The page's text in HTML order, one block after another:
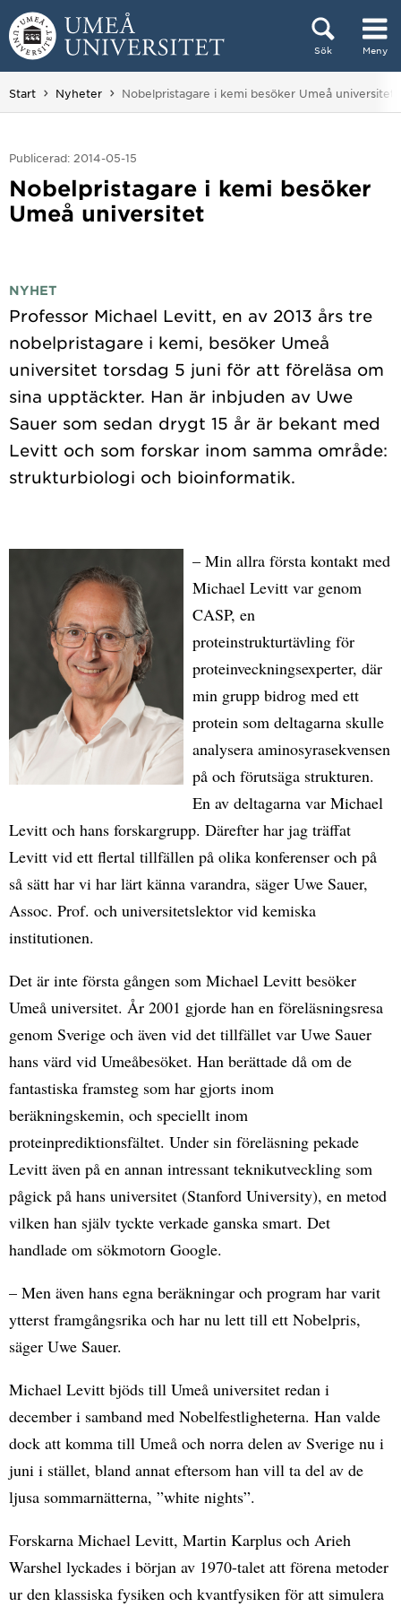
Hoppa direkt till innehållet
Sök Meny
Huvudmenyn dold.
Start Nyheter Du är här:
Nobelpristagare i kemi besöker Umeå universitet
Publicerad: 2014-05-15
Nobelpristagare i kemi besöker
Umeå universitet
NYHET
Professor Michael Levitt, en av 2013 års tre
nobelpristagare i kemi, besöker Umeå
universitet torsdag 5 juni för att föreläsa om
sina upptäckter. Han är inbjuden av Uwe
Sauer som sedan drygt 15 år är bekant med
Levitt och som forskar inom samma område:
– Min allra första kontakt med
Michael Levitt var genom
CASP, en
proteinstrukturtävling för
proteinveckningsexperter, där
min grupp bidrog med ett
protein som deltagarna skulle
analysera aminosyrasekvensen
på och förutsäga strukturen.
En av deltagarna var Michael
Levitt och hans forskargrupp. Därefter har jag träffat
Levitt vid ett flertal tillfällen på olika konferenser och på
så sätt har vi har lärt känna varandra, säger Uwe Sauer,
Assoc. Prof. och universitetslektor vid kemiska
institutionen.
Det är inte första gången som Michael Levitt besöker
Umeå universitet. År 2001 gjorde han en föreläsningsresa
genom Sverige och även vid det tillfället var Uwe Sauer
hans värd vid Umeåbesöket. Han berättade då om de
fantastiska framsteg som har gjorts inom
beräkningskemin, och speciellt inom
proteinprediktionsfältet. Under sin föreläsning pekade
Levitt även på en annan intressant teknikutveckling som
pågick på hans universitet (Stanford University), en metod
vilken han själv tyckte verkade ganska smart. Det
handlade om sökmotorn Google.
– Men även hans egna beräkningar och program har varit
ytterst framgångsrika och har nu lett till ett Nobelpris,
säger Uwe Sauer.
Michael Levitt bjöds till Umeå universitet redan i
december i samband med Nobelfestligheterna. Han valde
dock att komma till Umeå och norra delen av Sverige nu i
juni i stället, bland annat eftersom han vill ta del av de
ljusa sommarnätterna, ”white nights”.
Forskarna Michael Levitt, Martin Karplus och Arieh
Warshel lyckades i början av 1970-talet att förena metoder
ur den klassiska fysiken och kvantfysiken för att simulera